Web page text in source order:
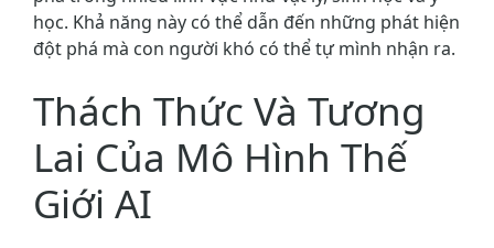
học. Khả năng này có thể dẫn đến những phát hiện
đột phá mà con người khó có thể tự mình nhận ra.
Thách Thức Và Tương
Lai Của Mô Hình Thế
Giới AI